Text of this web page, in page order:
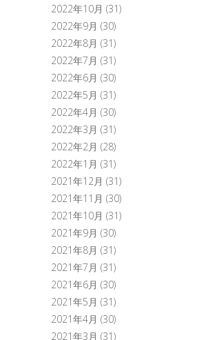
2022年10月 (31)
2022年9月 (30)
2022年8月 (31)
2022年7月 (31)
2022年6月 (30)
2022年5月 (31)
2022年4月 (30)
2022年3月 (31)
2022年2月 (28)
2022年1月 (31)
2021年12月 (31)
2021年11月 (30)
2021年10月 (31)
2021年9月 (30)
2021年8月 (31)
2021年7月 (31)
2021年6月 (30)
2021年5月 (31)
2021年4月 (30)
2021年3月 (31)